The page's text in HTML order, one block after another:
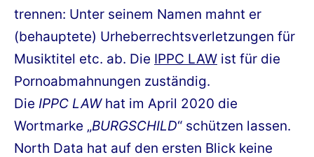
trennen: Unter seinem Namen mahnt er
(behauptete) Urheberrechtsverletzungen für
Musiktitel etc. ab. Die IPPC LAW ist für die
Pornoabmahnungen zuständig.
Die IPPC LAWhat im April 2020 die
Wortmarke „BURGSCHILD“ schützen lassen.
North Data hat auf den ersten Blick keine